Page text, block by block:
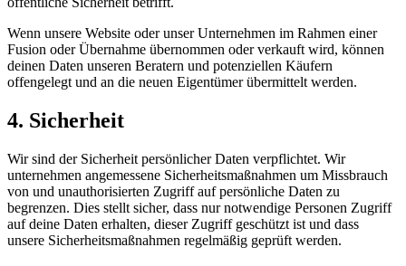
Wenn unsere Website oder unser Unternehmen im Rahmen einer
Fusion oder Übernahme übernommen oder verkauft wird, können
deinen Daten unseren Beratern und potenziellen Käufern
offengelegt und an die neuen Eigentümer übermittelt werden.
4. Sicherheit
Wir sind der Sicherheit persönlicher Daten verpflichtet. Wir
unternehmen angemessene Sicherheitsmaßnahmen um Missbrauch
von und unauthorisierten Zugriff auf persönliche Daten zu
begrenzen. Dies stellt sicher, dass nur notwendige Personen Zugriff
auf deine Daten erhalten, dieser Zugriff geschützt ist und dass
unsere Sicherheitsmaßnahmen regelmäßig geprüft werden.